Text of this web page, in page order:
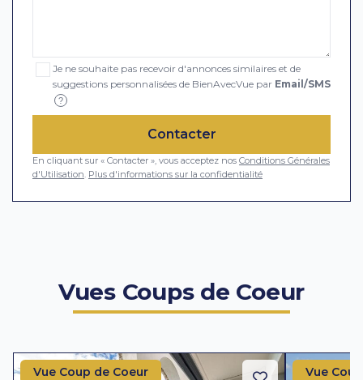
Je ne souhaite pas recevoir d'annonces similaires et de
suggestions personnalisées de BienAvecVue par Email/SMS
?
Contacter
En cliquant sur « Contacter », vous acceptez nos Conditions Générales
d'Utilisation Plus d'informations sur la confidentialité
Vues Coups de Coeur
Vue Coup de Coeur Vue